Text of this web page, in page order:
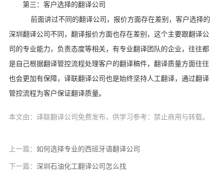
第三：客户选择的翻译公司
前面讲过不同的翻译公司，报价方面存在差别，客户选择的
深圳翻译公司不同，翻译报价方面也存在差别，这个主要跟翻译公
司的专业能力，负责态度等相关，有专业翻译团队的企业，往往都
是自己根据翻译管控流程处理客户的翻译稿件，翻译质量方面往往
也会更加有保障，译联翻译公司也是始终坚持人工翻译，通过翻译
管控流程为客户保证翻译质量。
本文由：译联翻译公司免费发布，供学习参考：禁止商用与转载。
上一篇： 如何选择专业的西班牙语翻译公司
下一篇： 深圳石油化工翻译公司怎么找